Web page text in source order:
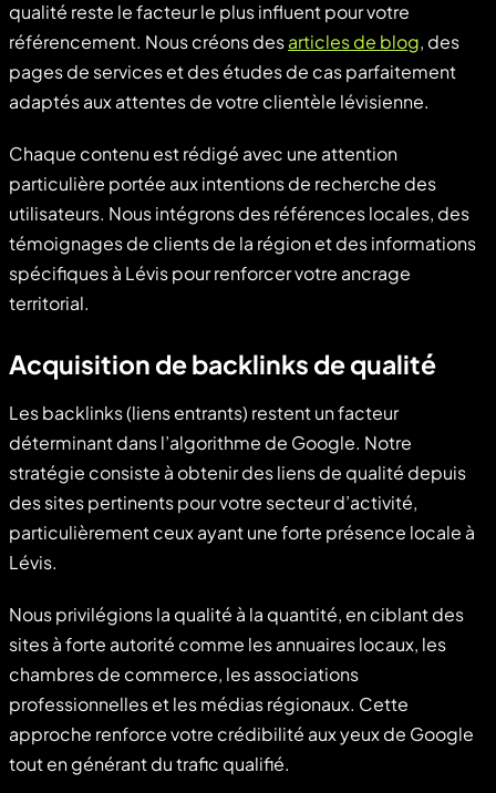
qualité reste le facteur le plus influent pour votre
référencement. Nous créons desarticles de blog, des
pages de services et des études de cas parfaitement
adaptés aux attentes de votre clientèle lévisienne.
Chaque contenu est rédigé avec une attention
particulière portée aux intentions de recherche des
utilisateurs. Nous intégrons des références locales, des
témoignages de clients de la région et des informations
spécifiques à Lévis pour renforcer votre ancrage
territorial.
Acquisition de backlinks de qualité
Les backlinks (liens entrants) restent un facteur
déterminant dans l’algorithme de Google. Notre
stratégie consiste à obtenir des liens de qualité depuis
des sites pertinents pour votre secteur d’activité,
particulièrement ceux ayant une forte présence locale à
Lévis.
Nous privilégions la qualité à la quantité, en ciblant des
sites à forte autorité comme les annuaires locaux, les
chambres de commerce, les associations
professionnelles et les médias régionaux. Cette
approche renforce votre crédibilité aux yeux de Google
tout en générant du trafic qualifié.